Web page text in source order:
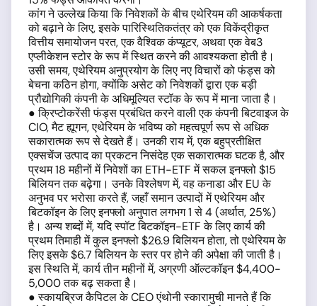
कांग ने उल्लेख किया कि निवेशकों के बीच एथेरियम की आकर्षकता
को बढ़ाने के लिए, इसके पारिस्थितिकतंत्र को एक विकेंद्रीकृत
वित्तीय समायोजन परत, एक वैश्विक कंप्यूटर, अथवा एक वेब3
एप्लीकेशन स्टोर के रूप में स्थित करने की आवश्यकता होती है।
उसी समय, एथेरियम अनुप्रयोग के लिए नए विचारों को फंड्स को
बेचना कठिन होगा, क्योंकि असेट को निवेशकों द्वारा एक बड़ी
प्रौद्योगिकी कंपनी के अधिमूल्यित स्टॉक के रूप में माना जाता है।
● क्रिप्टोकरेंसी फंड्स प्रबंधित करने वाली एक कंपनी बिटवाइज के
CIO, मैट ह्यूगन, एथेरियम के भविष्य को महत्वपूर्ण रूप से अधिक
सकारात्मक रूप से देखते हैं। उनकी राय में, एक बहुप्रतीक्षित
एक्सचेंज उत्पाद का प्रकटन निसंदेह एक सकारात्मक घटक है, और
प्रथम 18 महीनों में निवेशों का ETH-ETF में सकल इनफ्लो $15
बिलियन तक बढ़ेगा। उनके विश्लेषण में, वह कनाडा और EU के
अनुभव पर भरोसा करते हैं, जहाँ समान उत्पादों में एथेरियम और
बिटकॉइन के लिए इनफ्लो अनुपात लगभग 1 से 4 (अर्थात, 25%)
है। अन्य शब्दों में, यदि स्पॉट बिटकॉइन-ETF के लिए कार्य की
प्रथम तिमाही में कुल इनफ्लो $26.9 बिलियन होता, तो एथेरियम के
लिए इसके $6.7 बिलियन के स्तर पर होने की अपेक्षा की जाती है।
इस स्थिति में, कार्य तीन महीनों में, अग्रणी ऑल्टकॉइन $4,400-
5,000 तक बढ़ सकता है।
● स्कायब्रिज कैपिटल के CEO एंथोनी स्कारामुची मानते हैं कि